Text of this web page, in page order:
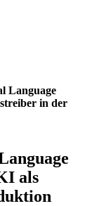
Language
in der
als